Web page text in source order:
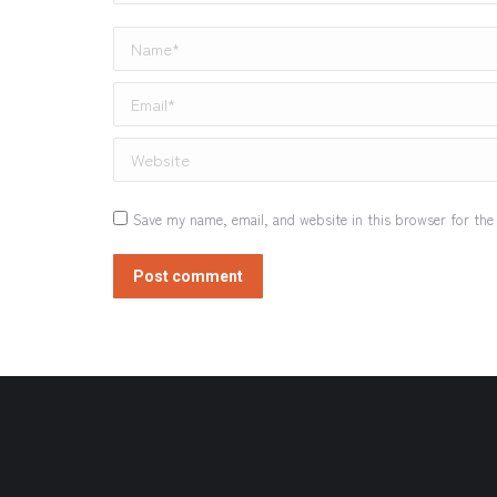
Name *
Email *
Website
Save my name, email, and website in this browser for
Post comment